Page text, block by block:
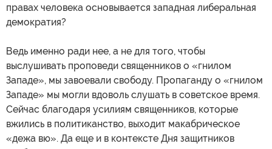
правах человека основывается западная либеральная
демократия?
Ведь именно ради нее, а не для того, чтобы
выслушивать проповеди священников о «гнилом
Западе», мы завоевали свободу. Пропаганду о «гнилом
Западе» мы могли вдоволь слушать в советское время.
Сейчас благодаря усилиям священников, которые
вжились в политиканство, выходит макабрическое
«дежа вю». Да еще и в контексте Дня защитников